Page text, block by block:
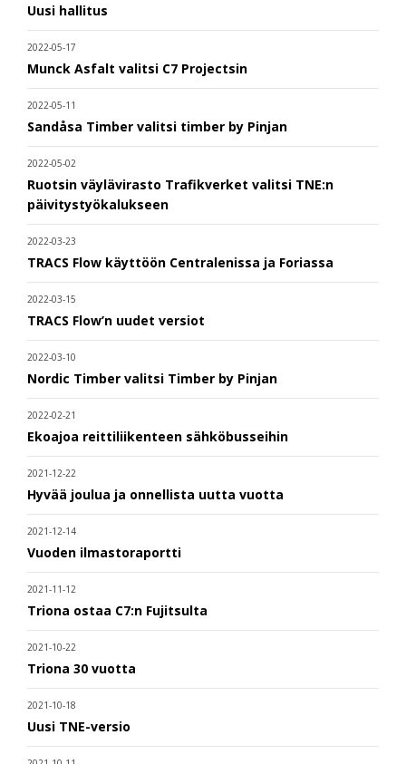
Uusi hallitus
2022-05-17
Munck Asfalt valitsi C7 Projectsin
2022-05-11
Sandåsa Timber valitsi timber by Pinjan
2022-05-02
Ruotsin väylävirasto Trafikverket valitsi TNE:n
päivitystyökalukseen
2022-03-23
TRACS Flow käyttöön Centralenissa ja Foriassa
2022-03-15
TRACS Flow’n uudet versiot
2022-03-10
Nordic Timber valitsi Timber by Pinjan
2022-02-21
Ekoajoa reittiliikenteen sähköbusseihin
2021-12-22
Hyvää joulua ja onnellista uutta vuotta
2021-12-14
Vuoden ilmastoraportti
2021-11-12
Triona ostaa C7:n Fujitsulta
2021-10-22
Triona 30 vuotta
2021-10-18
Uusi TNE-versio